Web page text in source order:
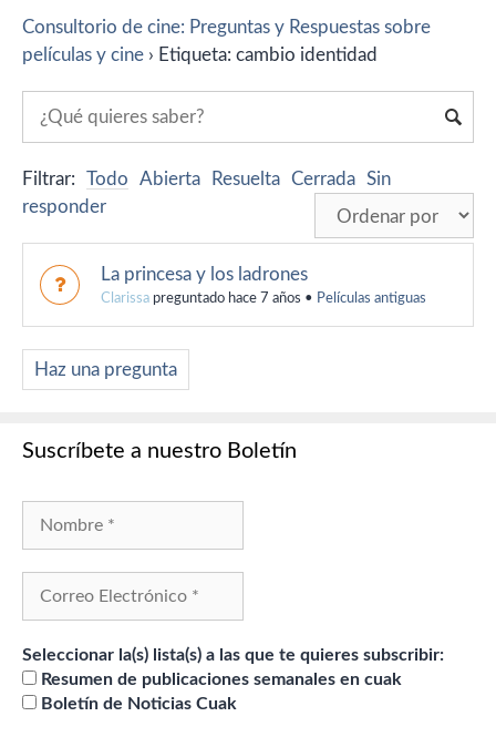
Consultorio de cine: Preguntas y Respuestas sobre
películas y cine › Etiqueta: cambio identidad
Filtrar: Todo Abierta Resuelta Cerrada Sin
responder
La princesa y los ladrones
Clarissa preguntado hace 7 años • Películas antiguas
Haz una pregunta
Suscríbete a nuestro Boletín
Seleccionar la(s) lista(s) a las que te quieres subscribir:
Resumen de publicaciones semanales en cuak
Boletín de Noticias Cuak